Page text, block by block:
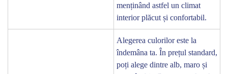
menținând astfel un climat
interior plăcut și confortabil.
Alegerea culorilor este la
îndemâna ta. În prețul standard,
poți alege dintre alb, maro și